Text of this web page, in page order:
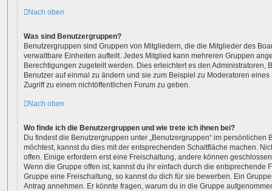
Nach oben
Was sind Benutzergruppen?
Benutzergruppen sind Gruppen von Mitgliedern, die die Mitglieder des
verwaltbare Einheiten aufteilt. Jedes Mitglied kann mehreren Gruppen
Berechtigungen zugeteilt werden. Dies erleichtert es den Administratoren,
Benutzer auf einmal zu ändern und sie zum Beispiel zu Moderatoren
Zugriff zu einem nichtöffentlichen Forum zu geben.
Nach oben
Wo finde ich die Benutzergruppen und wie trete ich ihnen bei?
Du findest die Benutzergruppen unter „Benutzergruppen“ im persönlichen
möchtest, kannst du dies mit der entsprechenden Schaltfläche machen.
offen. Einige erfordern erst eine Freischaltung, andere können
Wenn die Gruppe offen ist, kannst du ihr einfach durch die entsprechende
Gruppe eine Freischaltung, so kannst du dich für sie bewerben. Ein
Antrag annehmen. Er könnte fragen, warum du in die Gruppe